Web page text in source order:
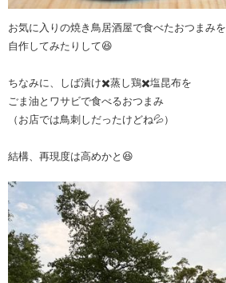
お気に入りの焼き鳥居酒屋で食べたおつまみを
自作してみたりして😆
ちなみに、しば漬け✖️蒸し鶏✖️塩昆布を
ごま油とワサビで食べるおつまみ
（お店では鳥刺しだったけどね💦）
結構、再現度は高めかと😆